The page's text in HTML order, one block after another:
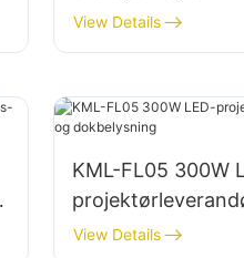
parkeringspladser
View Details
KML-FL05 300W
dokbelysning
View Details